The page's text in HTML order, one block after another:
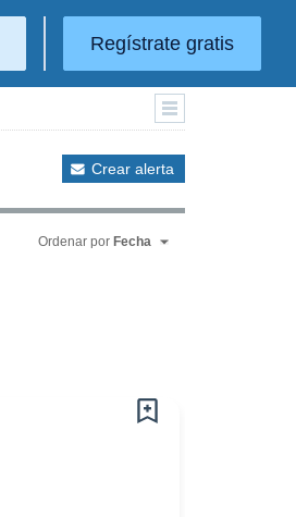
Regístrate gratis
Crear alerta
Ordenar por Fecha